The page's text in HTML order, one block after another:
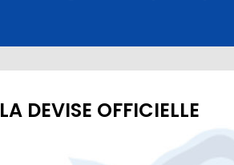
LA DEVISE OFFICIELLE